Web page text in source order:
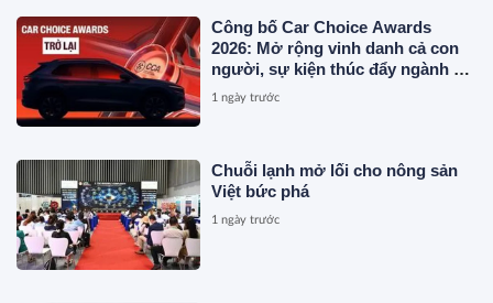
Công bố Car Choice Awards
2026: Mở rộng vinh danh cả con
người, sự kiện thúc đẩy ngành xe
Việt Nam
1 ngày trước
Chuỗi lạnh mở lối cho nông sản
Việt bức phá
1 ngày trước